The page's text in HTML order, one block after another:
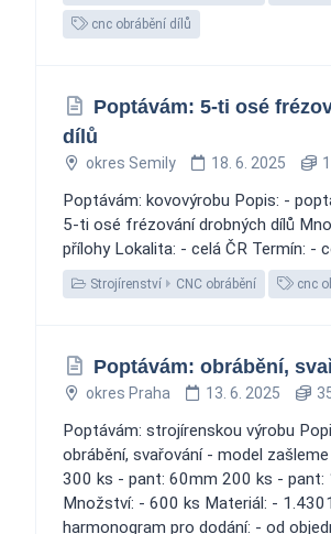
cnc obrábění dílů
Poptávám: 5-ti osé
dílů
okres Semily 18. 6. 2025
Poptávám: kovovýrobu Popis: -
5-ti osé frézování drobných dílů
přílohy Lokalita: - celá ČR Termín: -
Strojírenství CNC obrábění cnc
Poptávám: obrábění,
okres Praha 13. 6. 2025
Poptávám: strojírenskou výrobu
obrábění, svařování - model
300 ks - pant: 60mm 200 ks - pant:
Množství: - 600 ks Materiál: -
harmonogram pro dodání: - od